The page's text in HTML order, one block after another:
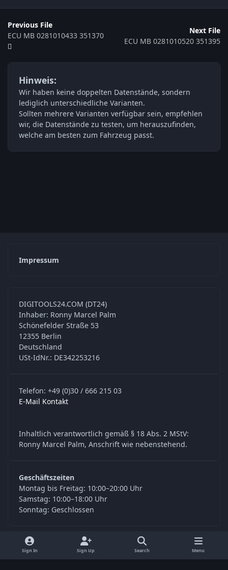
Previous File
ECU MB 0281010433 351370
Next File
ECU MB 0281010520 351395
Hinweis:
Wir haben keine doppelten Datenstände, sondern
lediglich unterschiedliche Varianten.
Sollten mehrere Varianten verfügbar sein, empfehlen
wir, die Datenstände zu testen, um herauszufinden,
welche am besten zum Fahrzeug passt.
Impressum
DIGITOOLS24.COM (DT24)
Inhaber: Ronny Marcel Palm
Schönefelder Straße 53
12355 Berlin
Deutschland
USt-IdNr.: DE342253216
Telefon: +49 (0)30 / 666 215 03
E-Mail Kontakt
Inhaltlich verantwortlich gemäß § 18 Abs. 2 MStV:
Ronny Marcel Palm, Anschrift wie nebenstehend.
Geschäftszeiten
Montag bis Freitag: 10:00–20:00 Uhr
Samstag: 10:00–18:00 Uhr
Sonntag: Geschlossen
o
f
a
Sign In Sign Up Search Menu